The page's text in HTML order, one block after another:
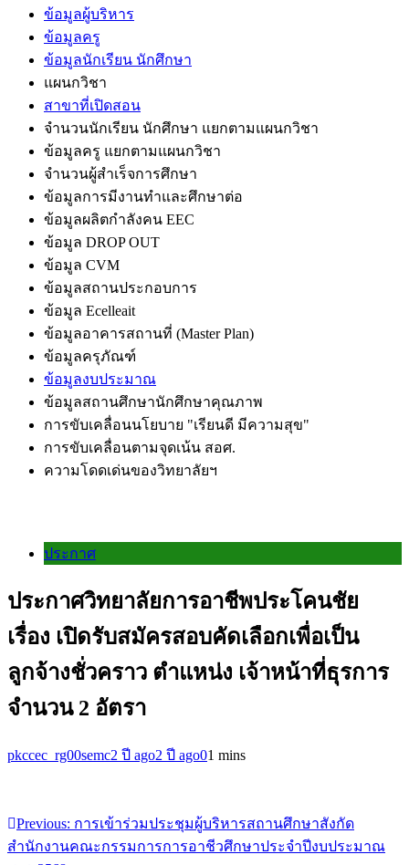
ข้อมูลผู้บริหาร
ข้อมูลครู
ข้อมูลนักเรียน นักศึกษา
แผนกวิชา
สาขาที่เปิดสอน
จำนวนนักเรียน นักศึกษา แยกตามแผนกวิชา
ข้อมูลครู แยกตามแผนกวิชา
จำนวนผู้สำเร็จการศึกษา
ข้อมูลการมีงานทำและศึกษาต่อ
ข้อมูลผลิตกำลังคน EEC
ข้อมูล DROP OUT
ข้อมูล CVM
ข้อมูลสถานประกอบการ
ข้อมูล Ecelleait
ข้อมูลอาคารสถานที่ (Master Plan)
ข้อมูลครุภัณฑ์
ข้อมูลงบประมาณ
ข้อมูลสถานศึกษานักศึกษาคุณภาพ
การขับเคลื่อนนโยบาย "เรียนดี มีความสุข"
การขับเคลื่อนตามจุดเน้น สอศ.
ความโดดเด่นของวิทยาลัยฯ
ประกาศ
ประกาศวิทยาลัยการอาชีพประโคนชัย
เรื่อง เปิดรับสมัครสอบคัดเลือกเพื่อเป็น
ลูกจ้างชั่วคราว ตำแหน่ง เจ้าหน้าที่ธุรการ
จำนวน 2 อัตรา
pkccec_rg00semc2 ปี ago2 ปี ago01 mins
แนะแนว
Previous: การเข้าร่วมประชุมผู้บริหารสถานศึกษาสังกัด
สำนักงานคณะกรรมการการอาชีวศึกษาประจำปีงบประมาณ